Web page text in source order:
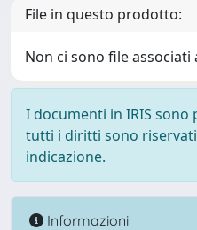
File in questo prodotto:
Non ci sono file
I documenti in IRIS
tutti i diritti sono
indicazione.
Informazioni